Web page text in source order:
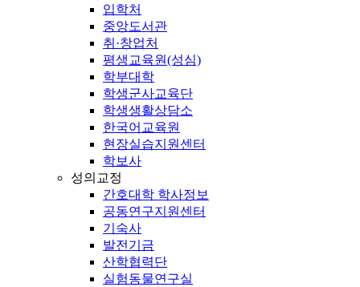
입학처
중앙도서관
취·창업처
평생교육원(성심)
학부대학
학생군사교육단
학생생활상담소
한국어교육원
현장실습지원센터
학보사
성의교정
간호대학 학사정보
공동연구지원센터
기숙사
발전기금
산학협력단
실험동물연구실